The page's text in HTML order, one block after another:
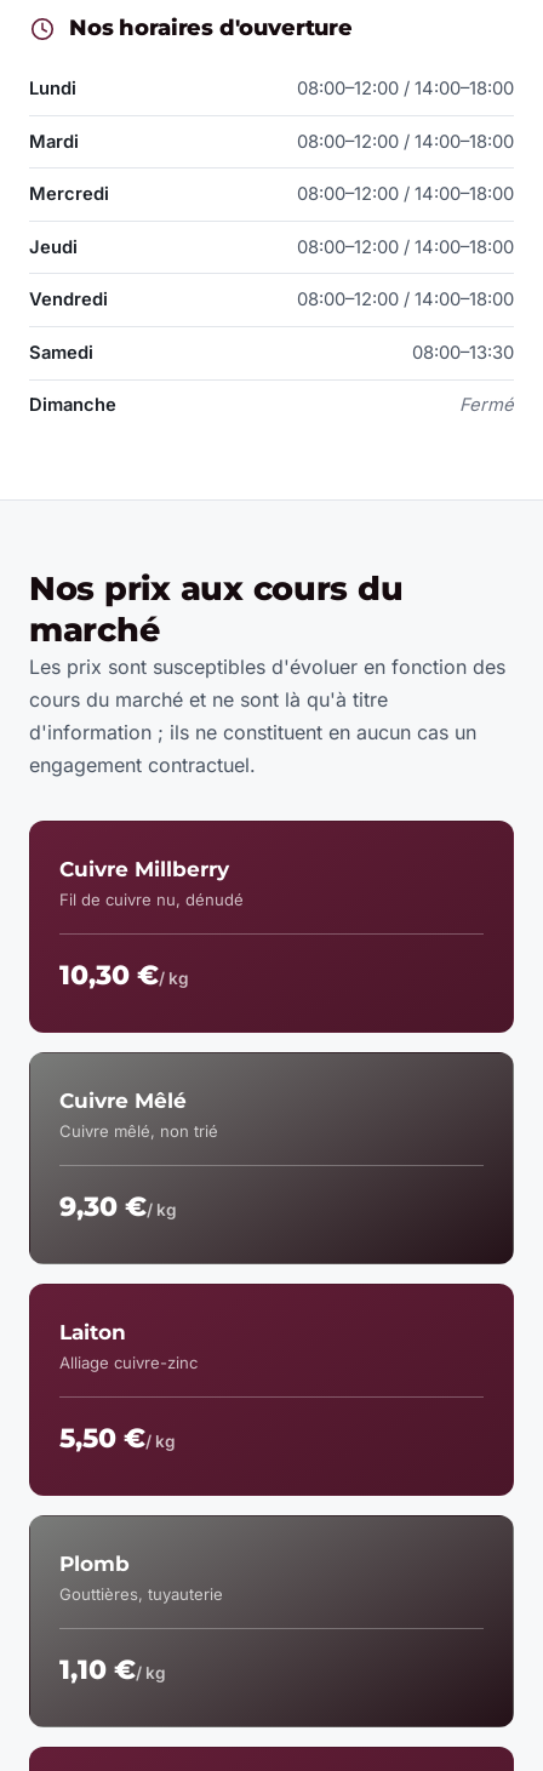
Nos horaires d'ouverture
Lundi 08:00–12:00 / 14:00–18:00
Mardi 08:00–12:00 / 14:00–18:00
Mercredi 08:00–12:00 / 14:00–18:00
Jeudi 08:00–12:00 / 14:00–18:00
Vendredi 08:00–12:00 / 14:00–18:00
Samedi 08:00–13:30
Dimanche Fermé
Nos prix aux cours du
marché
Les prix sont susceptibles d'évoluer en fonction des
cours du marché et ne sont là qu'à titre
d'information ; ils ne constituent en aucun cas un
engagement contractuel.
Cuivre Millberry
Fil de cuivre nu, dénudé
10,30 €/ kg
Cuivre Mêlé
Cuivre mêlé, non trié
9,30 €/ kg
Laiton
Alliage cuivre-zinc
5,50 €/ kg
Plomb
Gouttières, tuyauterie
1,10 €/ kg